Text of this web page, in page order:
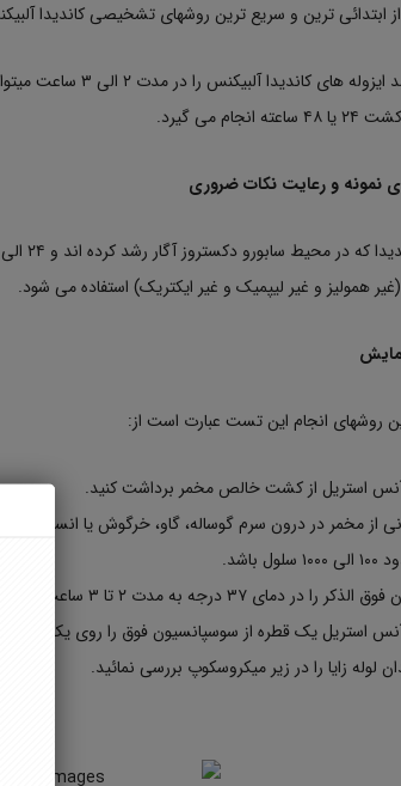
ابتدائی ترین و سریع ترین روشهای تشخیصی کاندیدا
بیش از ۹۰ درصد
می گیرد.
نمونه و رعایت نکات ضروری
همولیز و غیر لیپمیک و غیر ایکتریک) استفاده می شود.
روشهای انجام این تست عبارت است از:
استریل از کشت خالص مخمر برداشت کنید.
دمای ۳۷ درجه به مدت ۲ تا ۳ ساعت نگهداری نمائید.
استریل یک قطره از سوسپانسیون فوق را روی یک لام
لوله زایا را در زیر میکروسکوپ بررسی نمائید.